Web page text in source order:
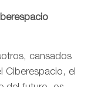
cansados
Ciberespacio, el